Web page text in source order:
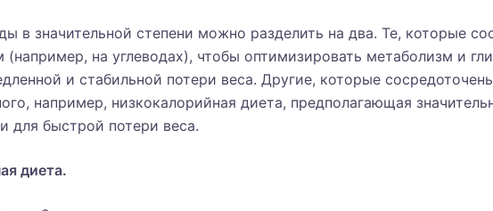
в значительной степени можно разделить на два. Те, которые
на углеводах), чтобы оптимизировать метаболизм и
и стабильной потери веса. Другие, которые
например, низкокалорийная диета, предполагающая
для быстрой потери веса.
диета.